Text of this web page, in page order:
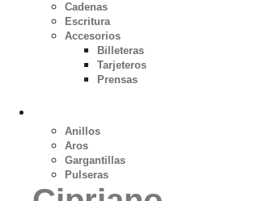
Cadenas
Escritura
Accesorios
Billeteras
Tarjeteros
Prensas
Anillos
Aros
Gargantillas
Pulseras